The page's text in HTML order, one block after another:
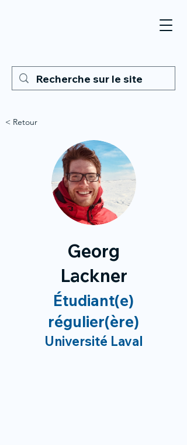
< Retour
Georg
Lackner
Étudiant(e)
régulier(ère)
Université Laval